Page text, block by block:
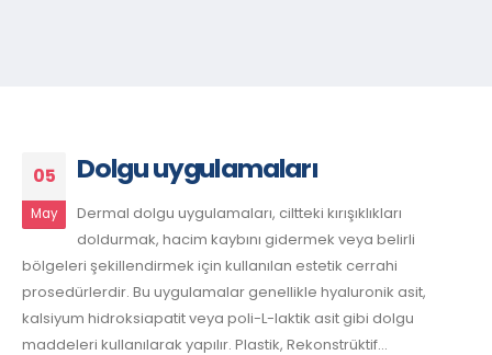
05
May
Dolgu uygulamaları
Dermal dolgu uygulamaları, ciltteki kırışıklıkları
doldurmak, hacim kaybını gidermek veya belirli
bölgeleri şekillendirmek için kullanılan estetik cerrahi
prosedürlerdir. Bu uygulamalar genellikle hyaluronik asit,
kalsiyum hidroksiapatit veya poli-L-laktik asit gibi dolgu
maddeleri kullanılarak yapılır. Plastik, Rekonstrüktif...